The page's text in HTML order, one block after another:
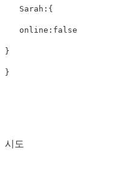
Sarah :{
online : false
}
}
시도